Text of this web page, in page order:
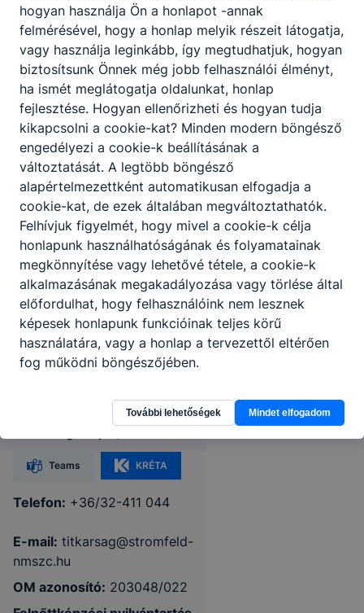
Nógrád Vármegyei
Szakképzési Centrum
Stromfeld Aurél
Teams KRÉTA
Telefon: +36/32-411 044
E-mail: titkarsag@stromfeld-
nmszc.hu
OM azonosító: 203048/022
hogyan használja Ön a honlapot -annak
felmérésével, hogy a honlap melyik részeit látogatja,
vagy használja leginkább, így megtudhatjuk, hogyan
biztosítsunk Önnek még jobb felhasználói élményt,
ha ismét meglátogatja oldalunkat, honlap
fejlesztése. Hogyan ellenőrizheti és hogyan tudja
kikapcsolni a cookie-kat? Minden modern böngésző
engedélyezi a cookie-k beállításának a
változtatását. A legtöbb böngésző
alapértelmezettként automatikusan elfogadja a
cookie-kat, de ezek általában megváltoztathatók.
Felhívjuk figyelmét, hogy mivel a cookie-k célja
honlapunk használhatóságának és folyamatainak
megkönnyítése vagy lehetővé tétele, a cookie-k
alkalmazásának megakadályozása vagy törlése által
előfordulhat, hogy felhasználóink nem lesznek
képesek honlapunk funkcióinak teljes körű
használatára, vagy a honlap a tervezettől eltérően
fog működni böngészőjében.
További lehetőségek Mindet elfogadom